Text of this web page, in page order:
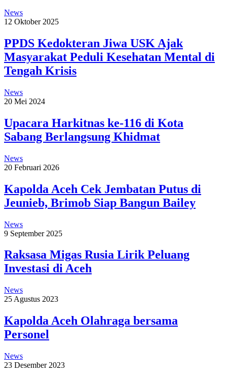
News
12 Oktober 2025
PPDS Kedokteran Jiwa USK Ajak
Masyarakat Peduli Kesehatan Mental di
Tengah Krisis
News
20 Mei 2024
Upacara Harkitnas ke-116 di Kota
Sabang Berlangsung Khidmat
News
20 Februari 2026
Kapolda Aceh Cek Jembatan Putus di
Jeunieb, Brimob Siap Bangun Bailey
News
9 September 2025
Raksasa Migas Rusia Lirik Peluang
Investasi di Aceh
News
25 Agustus 2023
Kapolda Aceh Olahraga bersama
Personel
News
23 Desember 2023